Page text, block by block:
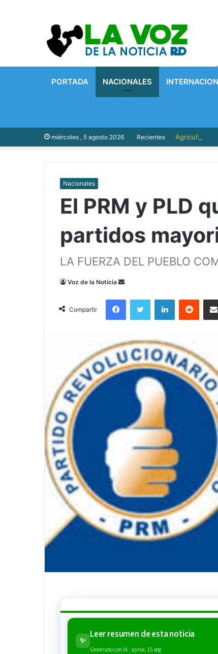
PORTADA NACIONALES
miércoles , 5 agosto 2026 Recientes Agricultor es
Nacionales
El PRM y PLD
partidos
LA FUERZA DEL PUEBLO
Voz de la Noticia
Send
email
Compartir
FacebookTwitter LinkedIn
✨
Leer resumen de esta noticia
Generado con IA · aprox. 15 seg